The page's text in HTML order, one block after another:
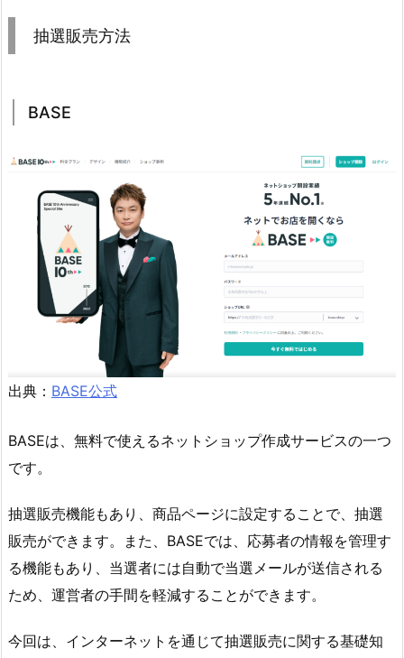
抽選販売方法
BASE
出典： BASE公式
BASEは、無料で使えるネットショップ作成サービスの一つ
です。
抽選販売機能もあり、商品ページに設定することで、抽選
販売ができます。また、BASEでは、応募者の情報を管理す
る機能もあり、当選者には自動で当選メールが送信される
ため、運営者の手間を軽減することができます。
今回は、インターネットを通じて抽選販売に関する基礎知